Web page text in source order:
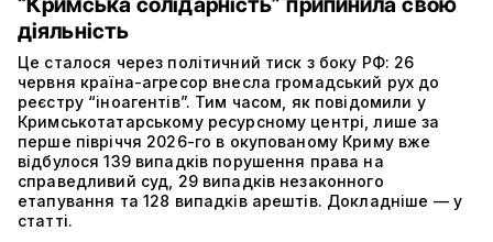
діяльність
Це сталося через політичний тиск з боку РФ: 26
червня країна-агресор внесла громадський рух до
реєстру “іноагентів”. Тим часом, як повідомили у
Кримськотатарському ресурсному центрі, лише за
перше півріччя 2026-го в окупованому Криму вже
відбулося 139 випадків порушення права на
справедливий суд, 29 випадків незаконного
етапування та 128 випадків арештів. Докладніше — у
статті.